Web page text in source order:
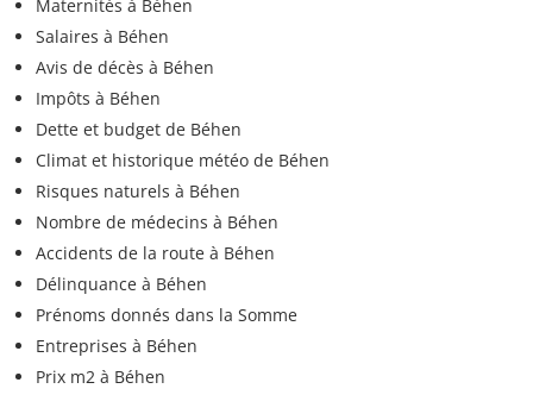
Maternités à Béhen
Salaires à Béhen
Avis de décès à Béhen
Impôts à Béhen
Dette et budget de Béhen
Climat et historique météo de Béhen
Risques naturels à Béhen
Nombre de médecins à Béhen
Accidents de la route à Béhen
Délinquance à Béhen
Prénoms donnés dans la Somme
Entreprises à Béhen
Prix m2 à Béhen